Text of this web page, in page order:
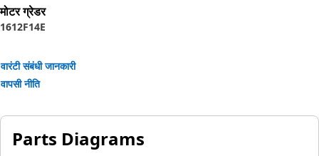
मोटर ग्रेडर
1612F14E
वारंटी संबंधी जानकारी
वापसी नीति
Parts Diagrams